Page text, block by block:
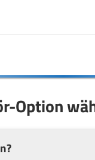
Option